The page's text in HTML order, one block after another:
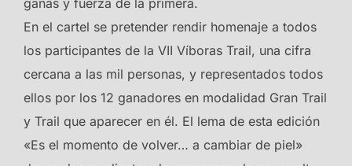
ganas y fuerza de la primera.
En el cartel se pretender rendir homenaje a todos
los participantes de la VII Víboras Trail, una cifra
cercana a las mil personas, y representados todos
ellos por los 12 ganadores en modalidad Gran Trail
y Trail que aparecer en él. El lema de esta edición
«Es el momento de volver… a cambiar de piel»